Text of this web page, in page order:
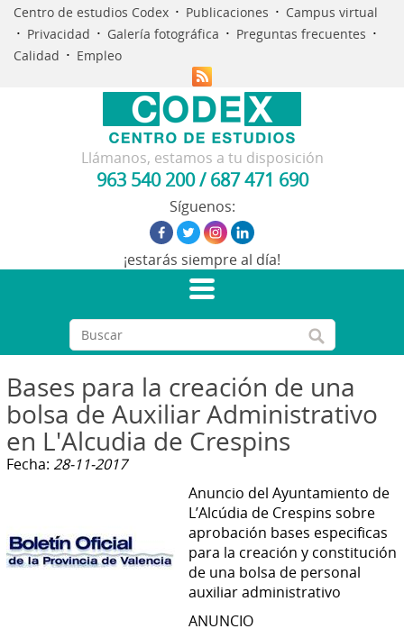
Centro de estudios Codex · Publicaciones · Campus virtual
· Privacidad · Galería fotográfica · Preguntas frecuentes ·
Calidad · Empleo
Llámanos, estamos a tu disposición
963 540 200/687 471 690
Síguenos:
¡estarás siempre al día!
Bases para la creación de una
bolsa de Auxiliar Administrativo
en L'Alcudia de Crespins
Fecha: 28-11-2017
Anuncio del Ayuntamiento de
L’Alcúdia de Crespins sobre
aprobación bases especificas
para la creación y constitución
de una bolsa de personal
auxiliar administrativo
ANUNCIO